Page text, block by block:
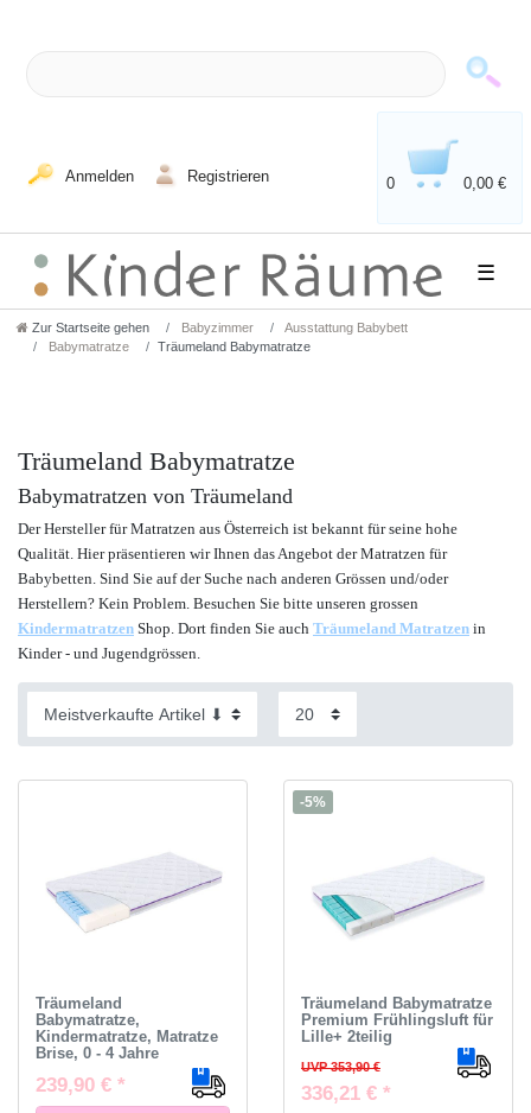
Anmelden Registrieren 0 0,00 €
☰
Zur Startseite gehen Babyzimmer
Ausstattung Babybett
Babymatratze
Träumeland Babymatratze
Träumeland Babymatratze
Babymatratzen von Träumeland
Der Hersteller für Matratzen aus Österreich ist bekannt für seine hohe
Qualität. Hier präsentieren wir Ihnen das Angebot der Matratzen für
Babybetten. Sind Sie auf der Suche nach anderen Grössen und/oder
Herstellern? Kein Problem. Besuchen Sie bitte unseren grossen
Kindermatratzen Shop. Dort finden Sie auch Träumeland Matratzen in
Kinder - und Jugendgrössen.
Träumeland
Babymatratze,
Kindermatratze, Matratze
Brise, 0 - 4 Jahre
239,90 € *
-5%
Träumeland Babymatratze
Premium Frühlingsluft für
Lille+ 2teilig
UVP 353,90 €
336,21 € *